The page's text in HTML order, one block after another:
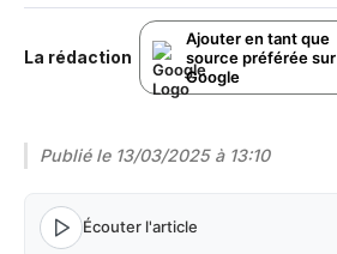
La rédaction
Ajouter en tant que
source préférée sur
Google
Publié le 13/03/2025 à 13:10
Écouter l'article